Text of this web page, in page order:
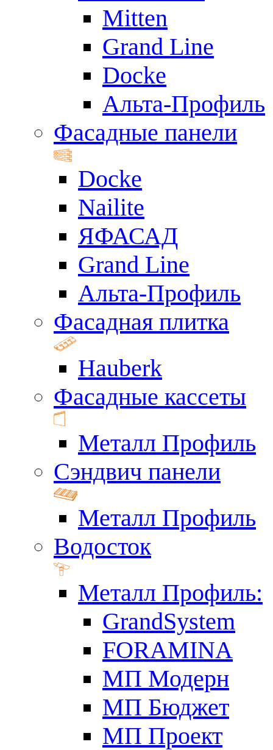
Mitten
Grand Line
Docke
Альта-Профиль
Фасадные панели
Docke
Nailite
ЯФАСАД
Grand Line
Альта-Профиль
Фасадная плитка
Hauberk
Фасадные кассеты
Металл Профиль
Сэндвич панели
Металл Профиль
Водосток
Металл Профиль:
GrandSystem
FORAMINA
МП Модерн
МП Бюджет
МП Проект